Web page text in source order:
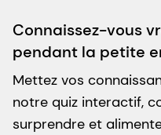
Connaissez-vous
pendant la petite
Mettez vos
notre quiz interactif,
surprendre et